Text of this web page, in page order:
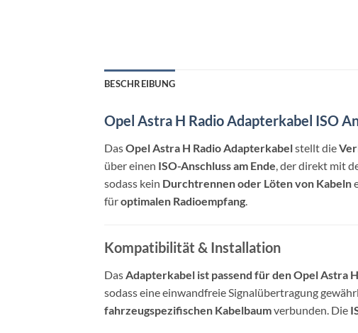
BESCHREIBUNG
Opel Astra H Radio Adapterkabel ISO
DasOpel Astra H Radio Adapterkabelstellt die
über einen ISO-Anschluss am Ende, der direkt mit
sodass kein Durchtrennen oder Löten von Kabeln
füroptimalen Radioempfang.
Kompatibilität & Installation
DasAdapterkabel ist passend für den Opel Astra
sodass eine einwandfreie Signalübertragung
fahrzeugspezifischen Kabelbaumverbunden. Die